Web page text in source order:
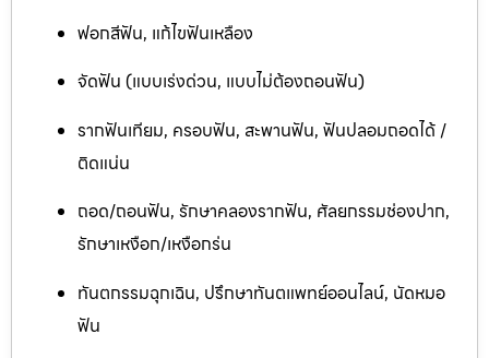
ฟอกสีฟัน, แก้ไขฟันเหลือง
จัดฟัน (แบบเร่งด่วน, แบบไม่ต้องถอนฟัน)
รากฟันเทียม, ครอบฟัน, สะพานฟัน, ฟันปลอมถอดได้ /
ติดแน่น
ถอด/ถอนฟัน, รักษาคลองรากฟัน, ศัลยกรรมช่องปาก,
รักษาเหงือก/เหงือกร่น
ทันตกรรมฉุกเฉิน, ปรึกษาทันตแพทย์ออนไลน์, นัดหมอ
ฟัน